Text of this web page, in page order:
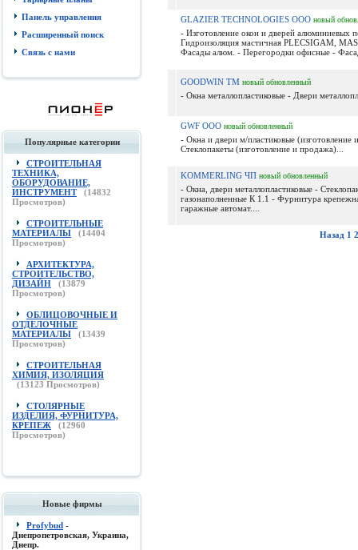
Панель управления
Расширенный поиск
Связь с нами
Популярные категории
СТРОИТЕЛЬНАЯ
ТЕХНИКА,
ОБОРУДОВАНИЕ,
ИНСТРУМЕНТ
(14832
Просмотров)
СТРОИТЕЛЬНЫЕ
МАТЕРИАЛЫ
(14404
Просмотров)
АРХИТЕКТУРА,
СТРОИТЕЛЬСТВО,
ДИЗАЙН
(13879
Просмотров)
ОБЛИЦОВОЧНЫЕ И
ОТДЕЛОЧНЫЕ
МАТЕРИАЛЫ
(13439
Просмотров)
СТРОИТЕЛЬНАЯ
ХИМИЯ, ИЗОЛЯЦИЯ
(13123 Просмотров)
СТОЛЯРНЫЕ
ИЗДЕЛИЯ, ФУРНИТУРА,
КРЕПЕЖ
(12960
Просмотров)
Новые фирмы
Profybud -
Днепропетровская, Украина,
Днепр.
GLAZIER TECHNOLOGIES ООО новый
- Изготовление окон и дверей алюминиевых
Гидроизоляция мастичная PLECSIGAM,
Фасады алюм. - Перегородки офисные -
GOODWIN ТМ новый обновленный
- Окна металлопластиковые - Двери
GWF ООО новый обновленный
- Окна и двери м/пластиковые (изготовление
Стеклопакеты (изготовление и продажа)...
KOMMERLING ЧП новый обновленный
- Окна, двери металлопластиковые -
газонаполненные К 1.1 - Фурнитура
гаражные автомат....
Назад 1 2